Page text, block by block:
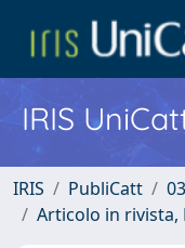
IRIS
IRIS PubliCatt
Articolo in rivista,